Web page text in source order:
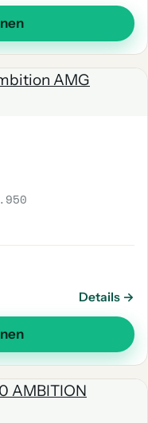
Details →